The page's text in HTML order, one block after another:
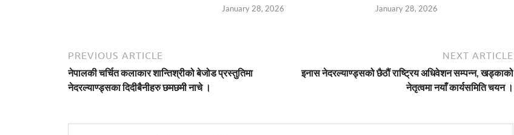
January 28, 2026 January 28, 2026
PREVIOUS ARTICLE
नेपालकी चर्चित कलाकार शान्तिश्रीको बेजोड प्रस्तुतिमा
नेदरल्याण्ड्सका दिदीबैनीहरु छमछमी नाचे ।
NEXT ARTICLE
इनास नेदरल्याण्ड्सको छैठौं राष्ट्रिय अधिवेशन सम्पन्न, खड्काको
नेतृत्वमा नयाँ कार्यसमिति चयन ।